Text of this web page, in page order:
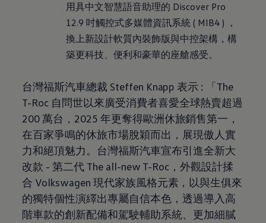
用具中文智慧語音助理的 Discover Pro
12.9 吋觸控式多媒體資訊系統 ( MIB4 ) ，
換上新設計軟質內裝飾版與中控架構，構
築更科技、便利和豪華的座艙感受。
台灣福斯汽車總裁 Steffen Knapp 表示 : 「The
T-Roc 自問世以來廣受消費者喜愛全球熱賣超過
200 萬台，2025 年更奪得歐洲休旅銷售第一，
在百家爭鳴的休旅市場脫穎而出，展現傲人實
力和絕頂魅力。台灣福斯汽車宣布引進全新大
改款 - 第二代 The all-new T-Roc，外觀設計揉
合 Volkswagen 現代家族風格元素，以與生俱來
的獨特個性演繹出專屬自信本色，透過導入高
階車款的創新配備和駕駛輔助系統、更加細膩